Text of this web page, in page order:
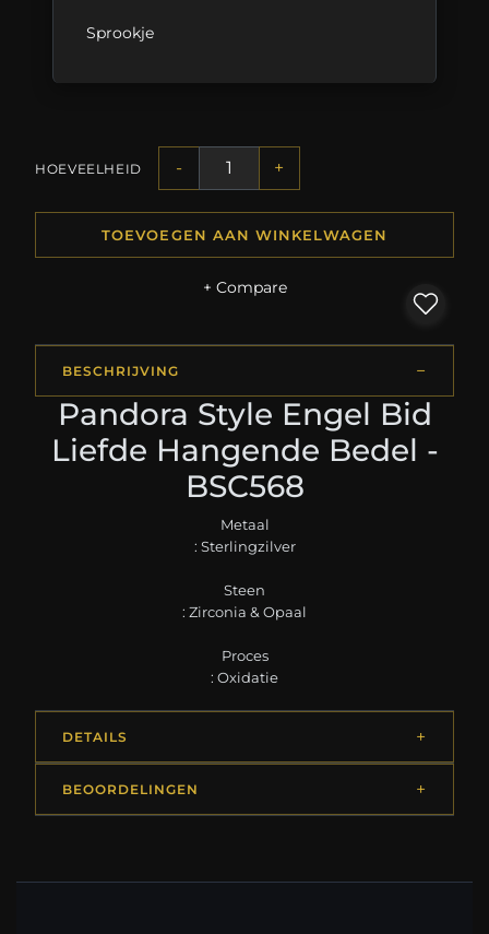
Sprookje
HOEVEELHEID - +
TOEVOEGEN AAN WINKELWAGEN
+ Compare
BESCHRIJVING
Pandora Style Engel Bid
Liefde Hangende Bedel -
BSC568
Metaal
: Sterlingzilver
Steen
: Zirconia & Opaal
Proces
: Oxidatie
DETAILS
BEOORDELINGEN